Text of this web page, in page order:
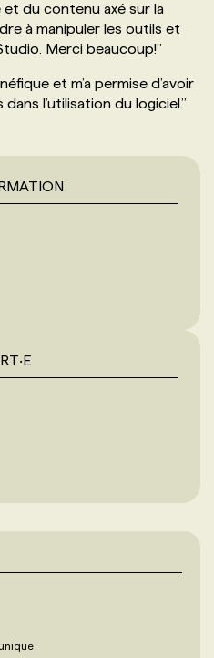
du contenu axé sur la
à manipuler les outils et
Merci beaucoup!’’
et m’a permise d’avoir
l’utilisation du logiciel.’’